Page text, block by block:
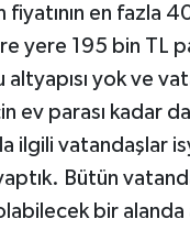
en fazla
yere 195 bin TL
yok ve
ev parası kadar
ilgili vatandaşlar
Bütün
bir